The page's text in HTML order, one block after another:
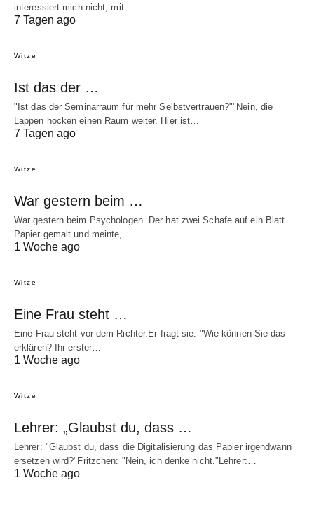
interessiert mich nicht, mit…
7 Tagen ago
Witze
Ist das der …
"Ist das der Seminarraum für mehr Selbstvertrauen?""Nein, die
Lappen hocken einen Raum weiter. Hier ist…
7 Tagen ago
Witze
War gestern beim …
War gestern beim Psychologen. Der hat zwei Schafe auf ein Blatt
Papier gemalt und meinte,…
1 Woche ago
Witze
Eine Frau steht …
Eine Frau steht vor dem Richter.Er fragt sie: "Wie können Sie das
erklären? Ihr erster…
1 Woche ago
Witze
Lehrer: „Glaubst du, dass …
Lehrer: "Glaubst du, dass die Digitalisierung das Papier irgendwann
ersetzen wird?"Fritzchen: "Nein, ich denke nicht."Lehrer:…
1 Woche ago